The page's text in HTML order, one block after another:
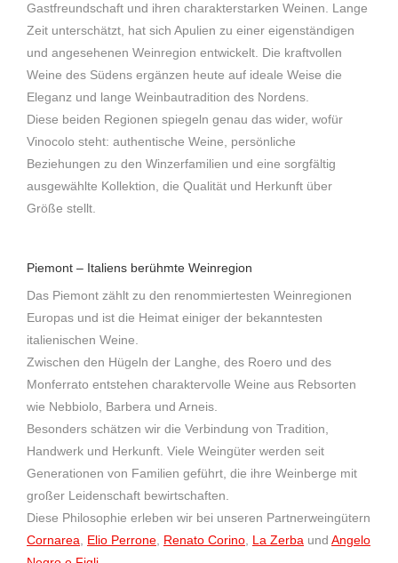
Gastfreundschaft und ihren charakterstarken Weinen. Lange
Zeit unterschätzt, hat sich Apulien zu einer eigenständigen
und angesehenen Weinregion entwickelt. Die kraftvollen
Weine des Südens ergänzen heute auf ideale Weise die
Eleganz und lange Weinbautradition des Nordens.
Diese beiden Regionen spiegeln genau das wider, wofür
Vinocolo steht: authentische Weine, persönliche
Beziehungen zu den Winzerfamilien und eine sorgfältig
ausgewählte Kollektion, die Qualität und Herkunft über
Größe stellt.
Piemont – Italiens berühmte Weinregion
Das Piemont zählt zu den renommiertesten Weinregionen
Europas und ist die Heimat einiger der bekanntesten
italienischen Weine.
Zwischen den Hügeln der Langhe, des Roero und des
Monferrato entstehen charaktervolle Weine aus Rebsorten
wie Nebbiolo, Barbera und Arneis.
Besonders schätzen wir die Verbindung von Tradition,
Handwerk und Herkunft. Viele Weingüter werden seit
Generationen von Familien geführt, die ihre Weinberge mit
großer Leidenschaft bewirtschaften.
Diese Philosophie erleben wir bei unseren Partnerweingütern
Cornarea
Elio Perrone Renato Corino La Zerba und Angelo